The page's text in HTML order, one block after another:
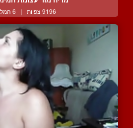
9196 צפיות | 6 המלצות